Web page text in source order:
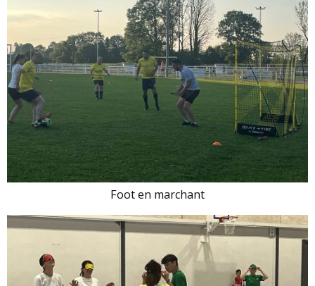
Foot en marchant